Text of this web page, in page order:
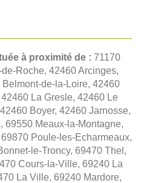
à proximité de : 71170
Roche, 42460 Arcinges,
de-la-Loire, 42460
La Gresle, 42460 Le
Boyer, 42460 Jarnosse,
69550 Meaux-la-Montagne,
Poule-les-Echarmeaux,
le-Troncy, 69470 Thel,
Cours-la-Ville, 69240 La
La Ville, 69240 Mardore,